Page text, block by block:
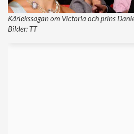
Kärlekssagan om Victoria och prins
Bilder: TT